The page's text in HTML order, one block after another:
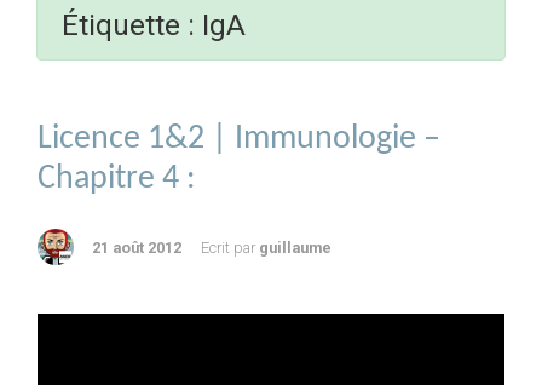
Étiquette : IgA
Licence 1&2 | Immunologie –
Chapitre 4 :
21 août 2012 Ecrit par guillaume